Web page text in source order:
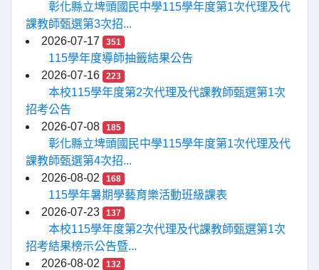
彰化縣立埤頭國民中學115學年度第1次代理及代
課教師甄選第3次招...
2026-07-17
351
115學年度導師抽籤結果公告
2026-07-16
223
本校115學年度第2次代理及代課教師甄選第1次
招考公告
2026-07-08
185
彰化縣立埤頭國民中學115學年度第1次代理及代
課教師甄選第4次招...
2026-08-02
168
115學年暑期學藝育樂活動班級課表
2026-07-23
137
本校115學年度第2次代理及代課教師甄選第1次
招考結果榜示公告暨...
2026-08-02
132